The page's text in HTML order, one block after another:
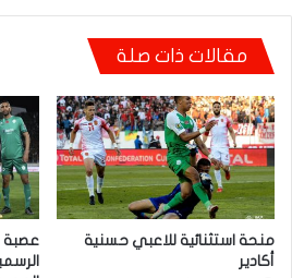
شكري خطوي يشيد بروح لاعبيه
على الوداد ومارجعناش للوراء
المرتدات”
مقالات ذات صلة
منحة استثنائية للاعبي حسنية
أكادير
عصبة